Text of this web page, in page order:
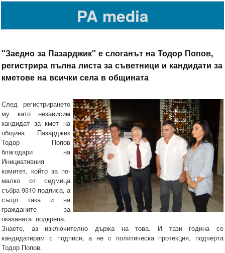
PA media
"Заедно за Пазарджик" е слоганът на Тодор Попов,
регистрира пълна листа за съветници и кандидати за
кметове на всички села в общината
След регистрирането
му като независим
кандидат за кмет на
община Пазарджик
Тодор Попов
благодари на
Инициативния
комитет, който за по-
малко от седмица
събра 9310 подписа, а
също така и на
гражданите за
оказаната подкрепа.
Знаете, аз изключително държа на това. И тази година се
кандидатирам с подписи, а не с политическа протекция, подчерта
Тодор Попов.